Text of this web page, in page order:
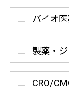
バイオ
製薬・
CRO/